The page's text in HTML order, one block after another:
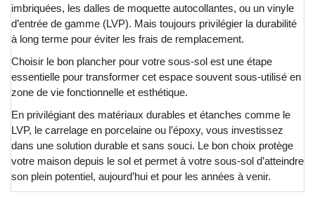
imbriquées, les dalles de moquette autocollantes, ou un vinyle
d’entrée de gamme (LVP). Mais toujours privilégier la durabilité
à long terme pour éviter les frais de remplacement.
Choisir le bon plancher pour votre sous-sol est une étape
essentielle pour transformer cet espace souvent sous-utilisé en
zone de vie fonctionnelle et esthétique.
En privilégiant des matériaux durables et étanches comme le
LVP, le carrelage en porcelaine ou l’époxy, vous investissez
dans une solution durable et sans souci. Le bon choix protège
votre maison depuis le sol et permet à votre sous-sol d’atteindre
son plein potentiel, aujourd’hui et pour les années à venir.